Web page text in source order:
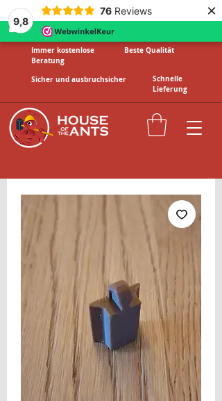
9,8
76 Reviews ×
Immer kostenlose
Beratung
Beste Qualität
Sicher und ausbruchsicher
Schnelle
Lieferung